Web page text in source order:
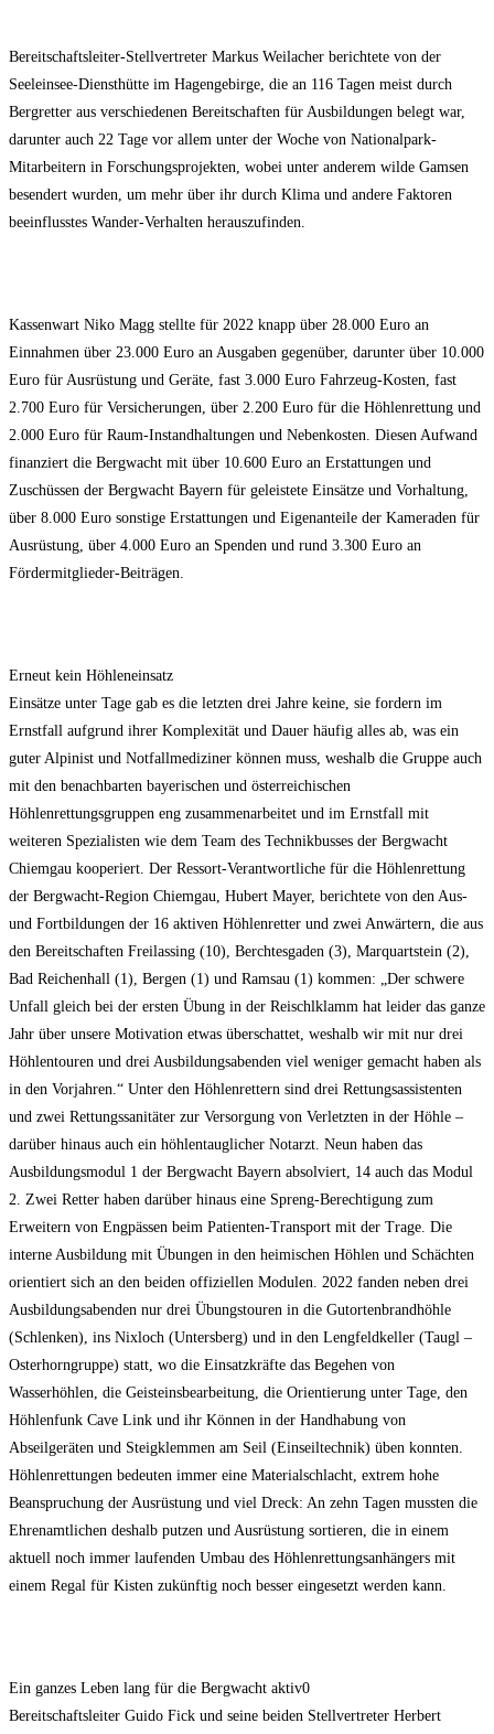
Bereitschaftsleiter-Stellvertreter Markus Weilacher berichtete von der
Seeleinsee-Diensthütte im Hagengebirge, die an 116 Tagen meist durch
Bergretter aus verschiedenen Bereitschaften für Ausbildungen belegt war,
darunter auch 22 Tage vor allem unter der Woche von Nationalpark-
Mitarbeitern in Forschungsprojekten, wobei unter anderem wilde Gamsen
besendert wurden, um mehr über ihr durch Klima und andere Faktoren
beeinflusstes Wander-Verhalten herauszufinden.
Kassenwart Niko Magg stellte für 2022 knapp über 28.000 Euro an
Einnahmen über 23.000 Euro an Ausgaben gegenüber, darunter über 10.000
Euro für Ausrüstung und Geräte, fast 3.000 Euro Fahrzeug-Kosten, fast
2.700 Euro für Versicherungen, über 2.200 Euro für die Höhlenrettung und
2.000 Euro für Raum-Instandhaltungen und Nebenkosten. Diesen Aufwand
finanziert die Bergwacht mit über 10.600 Euro an Erstattungen und
Zuschüssen der Bergwacht Bayern für geleistete Einsätze und Vorhaltung,
über 8.000 Euro sonstige Erstattungen und Eigenanteile der Kameraden für
Ausrüstung, über 4.000 Euro an Spenden und rund 3.300 Euro an
Fördermitglieder-Beiträgen.
Erneut kein Höhleneinsatz
Einsätze unter Tage gab es die letzten drei Jahre keine, sie fordern im
Ernstfall aufgrund ihrer Komplexität und Dauer häufig alles ab, was ein
guter Alpinist und Notfallmediziner können muss, weshalb die Gruppe auch
mit den benachbarten bayerischen und österreichischen
Höhlenrettungsgruppen eng zusammenarbeitet und im Ernstfall mit
weiteren Spezialisten wie dem Team des Technikbusses der Bergwacht
Chiemgau kooperiert. Der Ressort-Verantwortliche für die Höhlenrettung
der Bergwacht-Region Chiemgau, Hubert Mayer, berichtete von den Aus-
und Fortbildungen der 16 aktiven Höhlenretter und zwei Anwärtern, die aus
den Bereitschaften Freilassing (10), Berchtesgaden (3), Marquartstein (2),
Bad Reichenhall (1), Bergen (1) und Ramsau (1) kommen: „Der schwere
Unfall gleich bei der ersten Übung in der Reischlklamm hat leider das ganze
Jahr über unsere Motivation etwas überschattet, weshalb wir mit nur drei
Höhlentouren und drei Ausbildungsabenden viel weniger gemacht haben als
in den Vorjahren.“ Unter den Höhlenrettern sind drei Rettungsassistenten
und zwei Rettungssanitäter zur Versorgung von Verletzten in der Höhle –
darüber hinaus auch ein höhlentauglicher Notarzt. Neun haben das
Ausbildungsmodul 1 der Bergwacht Bayern absolviert, 14 auch das Modul
2. Zwei Retter haben darüber hinaus eine Spreng-Berechtigung zum
Erweitern von Engpässen beim Patienten-Transport mit der Trage. Die
interne Ausbildung mit Übungen in den heimischen Höhlen und Schächten
orientiert sich an den beiden offiziellen Modulen. 2022 fanden neben drei
Ausbildungsabenden nur drei Übungstouren in die Gutortenbrandhöhle
(Schlenken), ins Nixloch (Untersberg) und in den Lengfeldkeller (Taugl –
Osterhorngruppe) statt, wo die Einsatzkräfte das Begehen von
Wasserhöhlen, die Geisteinsbearbeitung, die Orientierung unter Tage, den
Höhlenfunk Cave Link und ihr Können in der Handhabung von
Abseilgeräten und Steigklemmen am Seil (Einseiltechnik) üben konnten.
Höhlenrettungen bedeuten immer eine Materialschlacht, extrem hohe
Beanspruchung der Ausrüstung und viel Dreck: An zehn Tagen mussten die
Ehrenamtlichen deshalb putzen und Ausrüstung sortieren, die in einem
aktuell noch immer laufenden Umbau des Höhlenrettungsanhängers mit
einem Regal für Kisten zukünftig noch besser eingesetzt werden kann.
Ein ganzes Leben lang für die Bergwacht aktiv0
Bereitschaftsleiter Guido Fick und seine beiden Stellvertreter Herbert